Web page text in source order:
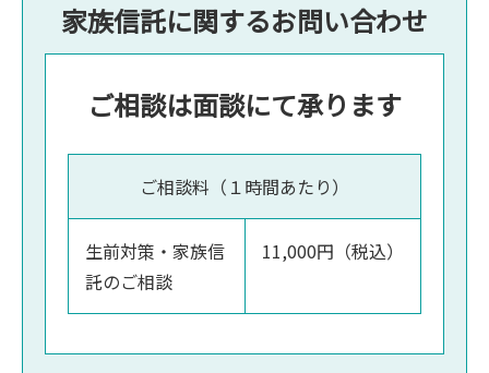
家族信託に関するお問い合わせ
ご相談は面談にて承ります
ご相談料（１時間あたり）
生前対策・家族信
託のご相談
11,000円（税込）